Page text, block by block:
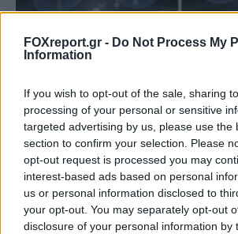
FOXreport.gr - Do Not Process My
Information
If you wish to opt-out of the sale, sharing
processing of your personal or sensitive
targeted advertising by us, please use the
section to confirm your selection. Please
opt-out request is processed you may
interest-based ads based on personal
us or personal information disclosed to
your opt-out. You may separately opt-out
disclosure of your personal information by
Νέος σχεδιασμός καταλύτη
παραγωγή αμμωνίας
ανεπιθύμητες αντιδράσεις
ΕΠΙΣΤΉΜΗ